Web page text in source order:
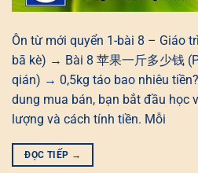
Ôn từ mới quyển 1-bài 8 – Giáo
bā kè) → Bài 8 苹果一斤多少钱
qián) → 0,5kg táo bao nhiêu
dung mua bán, bạn bắt đầu học
lượng và cách tính tiền. Mỗi
ĐỌC TIẾP →